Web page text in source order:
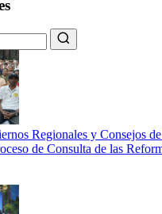
Regionales y Consejos
de Consulta de las